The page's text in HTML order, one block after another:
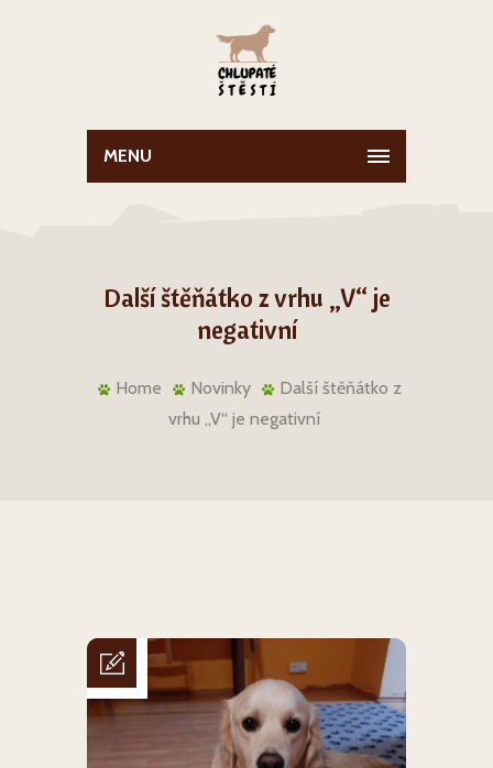
MENU
Další štěňátko z vrhu „V“ je
negativní
Home Novinky
Další štěňátko z
vrhu „V“ je negativní